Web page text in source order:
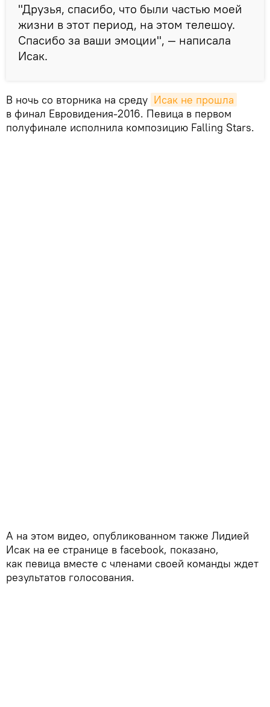
"Друзья, спасибо, что были частью моей
жизни в этот период, на этом телешоу.
Спасибо за ваши эмоции", — написала
Исак.
В ночь со вторника на среду Исак не прошла
в финал Евровидения-2016. Певица в первом
полуфинале исполнила композицию Falling Stars.
А на этом видео, опубликованном также Лидией
Исак на ее странице в facebook, показано,
как певица вместе с членами своей команды ждет
результатов голосования.